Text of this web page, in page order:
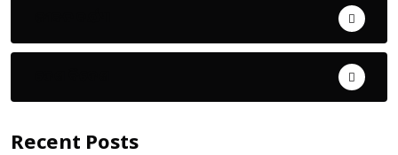
Recent Posts